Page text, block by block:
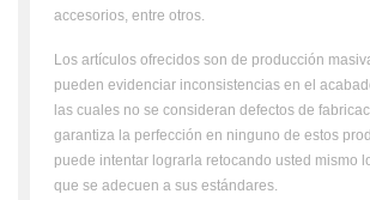
accesorios, entre otros.
Los artículos ofrecidos son de producción
pueden evidenciar inconsistencias en el
las cuales no se consideran defectos de
garantiza la perfección en ninguno de estos
puede intentar lograrla retocando usted mismo
que se adecuen a sus estándares.